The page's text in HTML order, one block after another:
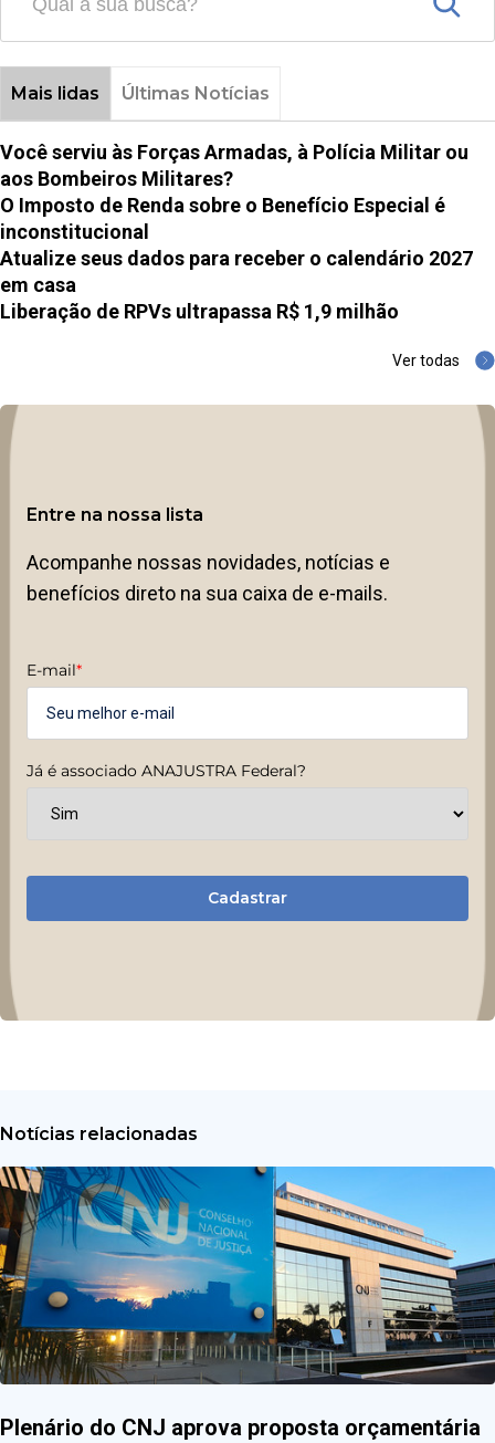
Mais lidas Últimas Notícias
Você serviu às Forças Armadas, à Polícia Militar ou
aos Bombeiros Militares?
O Imposto de Renda sobre o Benefício Especial é
inconstitucional
Atualize seus dados para receber o calendário 2027
em casa
Liberação de RPVs ultrapassa R$ 1,9 milhão
Ver todas
Entre na nossa lista
Acompanhe nossas novidades, notícias e
benefícios direto na sua caixa de e-mails.
E-mail*
Já é associado ANAJUSTRA Federal?
Cadastrar
Notícias relacionadas
Plenário do CNJ aprova proposta orçamentária